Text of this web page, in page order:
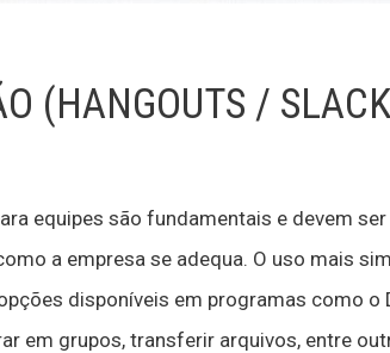
(HANGOUTS /
equipes são fundamentais e devem
a empresa se adequa. O uso mais
disponíveis em programas como
em grupos, transferir arquivos, entre